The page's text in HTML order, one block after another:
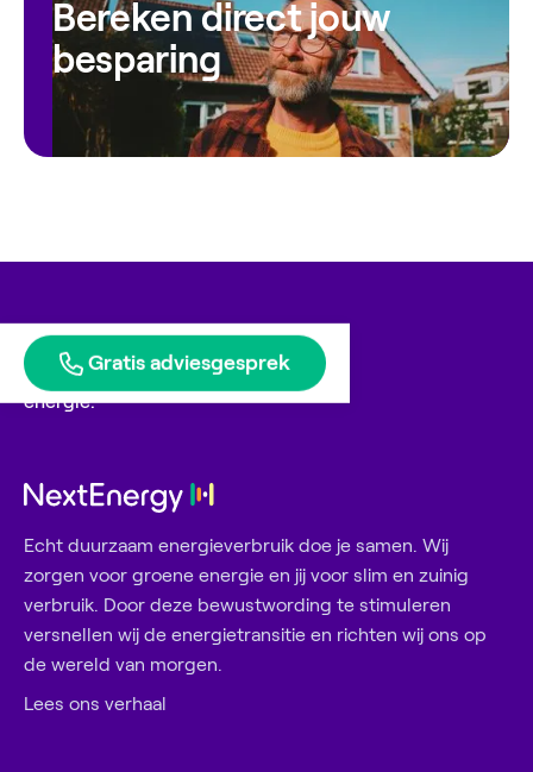
Bereken direct jouw
besparing
Gratis adviesgesprek
Blije klanten geven ons
energie.
Echt duurzaam energieverbruik doe je samen. Wij
zorgen voor groene energie en jij voor slim en zuinig
verbruik. Door deze bewustwording te stimuleren
versnellen wij de energietransitie en richten wij ons op
de wereld van morgen.
Lees ons verhaal